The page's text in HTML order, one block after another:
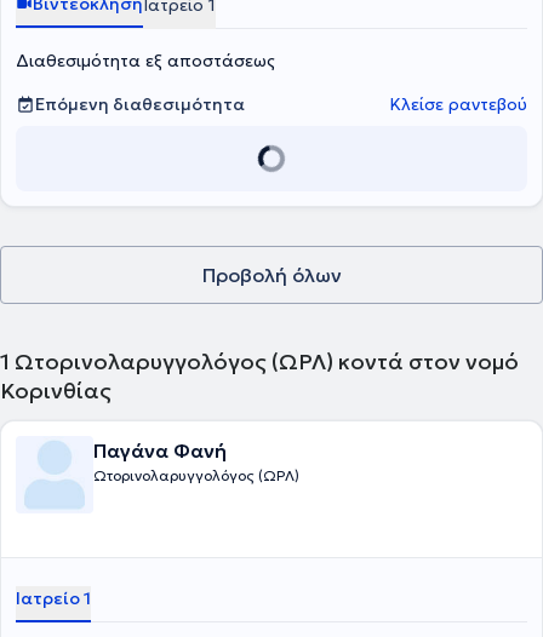
Ιατρείο 1
Διαθεσιμότητα εξ αποστάσεως
Επόμενη διαθεσιμότητα
Κλείσε ραντεβού
Προβολή όλων
1 Ωτορινολαρυγγολόγος (ΩΡΛ) κοντά στον νομό
Κορινθίας
Παγάνα Φανή
Ωτορινολαρυγγολόγος (ΩΡΛ)
Ιατρείο 1